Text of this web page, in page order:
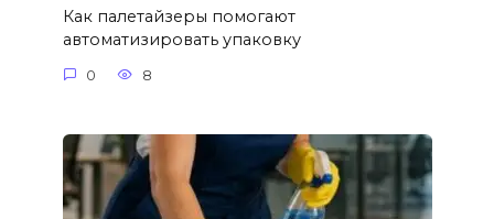
Как палетайзеры помогают
автоматизировать упаковку
0 8